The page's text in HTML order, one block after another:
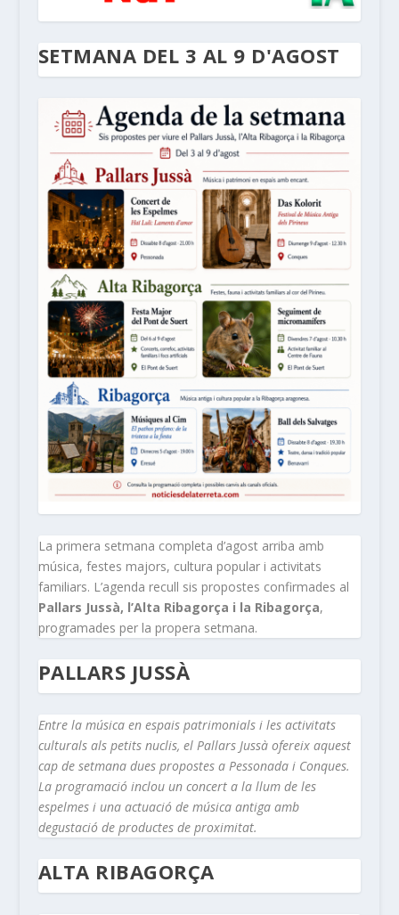
SETMANA DEL 3 AL 9 D'AGOST
La primera setmana completa d’agost arriba amb
música, festes majors, cultura popular i activitats
familiars. L’agenda recull sis propostes confirmades al
Pallars Jussà, l’Alta Ribagorça i la Ribagorça,
programades per la propera setmana.
PALLARS JUSSÀ
Entre la música en espais patrimonials i les activitats
culturals als petits nuclis, el Pallars Jussà ofereix aquest
cap de setmana dues propostes a Pessonada i Conques.
La programació inclou un concert a la llum de les
espelmes i una actuació de música antiga amb
degustació de productes de proximitat.
ALTA RIBAGORÇA